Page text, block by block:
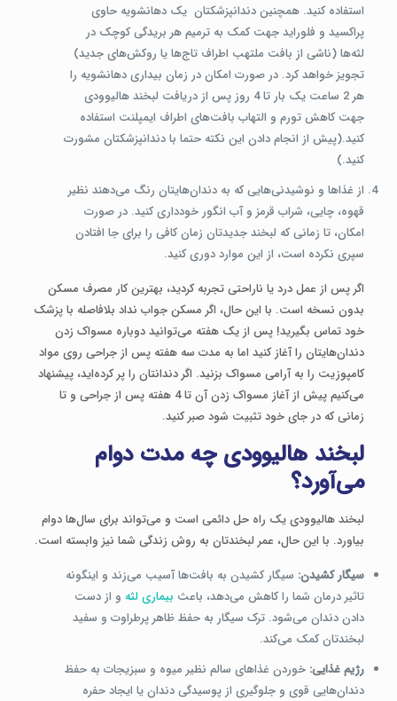
استفاده کنید. همچنین دندانپزشکتان یک دهانشویه حاوی
پراکسید و فلوراید جهت کمک به ترمیم هر بریدگی کوچک در
لثه‌ها (ناشی از بافت ملتهب اطراف تاج‌ها یا روکش‌های جدید)
تجویز خواهد کرد. در صورت امکان در زمان بیداری دهانشویه را
هر 2 ساعت یک بار تا 4 روز پس از دریافت لبخند هالیوودی
جهت کاهش تورم و التهاب بافت‌های اطراف ایمپلنت استفاده
کنید.(پیش از انجام دادن این نکته حتما با دندانپزشکتان مشورت
کنید.)
از غذاها و نوشیدنی‌هایی که به دندان‌هایتان رنگ می‌دهند نظیر
قهوه، چایی، شراب قرمز و آب انگور خودداری کنید. در صورت
امکان، تا زمانی که لبخند جدیدتان زمان کافی را برای جا افتادن
سپری نکرده است، از این موارد دوری کنید.
اگر پس از عمل درد یا ناراحتی تجربه کردید، بهترین کار مصرف مسکن
بدون نسخه است. با این حال، اگر مسکن جواب نداد بلافاصله با پزشک
خود تماس بگیرید! پس از یک هفته می‌توانید دوباره مسواک زدن
دندان‌هایتان را آغاز کنید اما به مدت سه هفته پس از جراحی روی مواد
کامپوزیت را به آرامی مسواک بزنید. اگر دندانتان را پر کرده‌اید، پیشنهاد
می‌کنیم پیش از آغاز مسواک زدن آن تا 4 هفته پس از جراحی و تا
زمانی که در جای خود تثبیت شود صبر کنید.
لبخند هالیوودی چه مدت دوام
می‌آورد؟
لبخند هالیوودی یک راه حل دائمی است و می‌تواند برای سال‌ها دوام
بیاورد. با این حال، عمر لبخندتان به روش زندگی شما نیز وابسته است.
سیگار کشیدن: سیگار کشیدن به بافت‌ها آسیب می‌زند و اینگونه
تاثیر درمان شما را کاهش می‌دهد، باعث بیماری لثه و از دست
دادن دندان می‌شود. ترک سیگار به حفظ ظاهر پرطراوت و سفید
لبخندتان کمک می‌کند.
رژیم غذایی: خوردن غذاهای سالم نظیر میوه و سبزیجات به حفظ
دندان‌هایی قوی و جلوگیری از پوسیدگی دندان یا ایجاد حفره